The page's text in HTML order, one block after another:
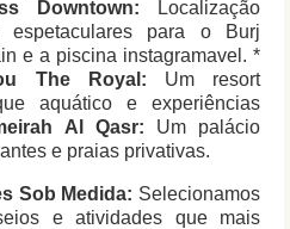
Downtown: Localização
espetaculares para o Burj
e a piscina instagramavel. *
The Royal: Um resort
aquático e experiências
Al Qasr: Um palácio
e praias privativas.
Sob Medida: Selecionamos
e atividades que mais